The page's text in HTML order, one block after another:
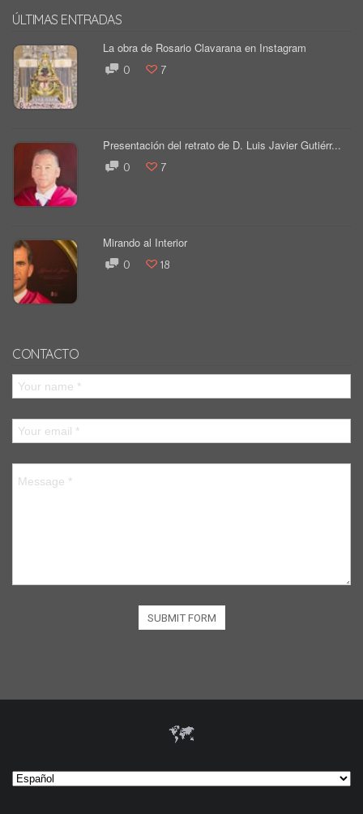
ÚLTIMAS ENTRADAS
La obra de Rosario Clavarana en Instagram
0 7
Presentación del retrato de D. Luis Javier Gutiérr...
0 7
Mirando al Interior
0 18
CONTACTO